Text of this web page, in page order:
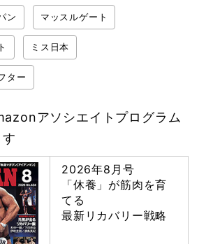
ン マッスルゲート
ミス日本
ター
アソシエイトプログラム
2026年8月号
「休養」が筋肉を育
てる
最新リカバリー戦略